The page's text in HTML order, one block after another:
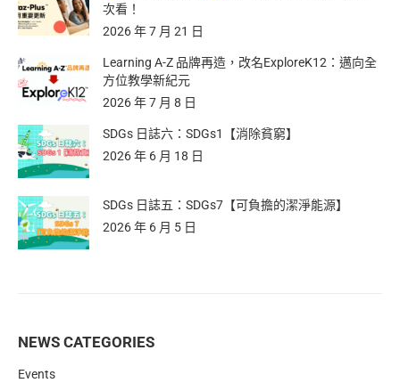
次看！
2026 年 7 月 21 日
Learning A-Z 品牌再造，改名ExploreK12：邁向全
方位教學新紀元
2026 年 7 月 8 日
SDGs 日誌六：SDGs1【消除貧窮】
2026 年 6 月 18 日
SDGs 日誌五：SDGs7【可負擔的潔淨能源】
2026 年 6 月 5 日
NEWS CATEGORIES
Events